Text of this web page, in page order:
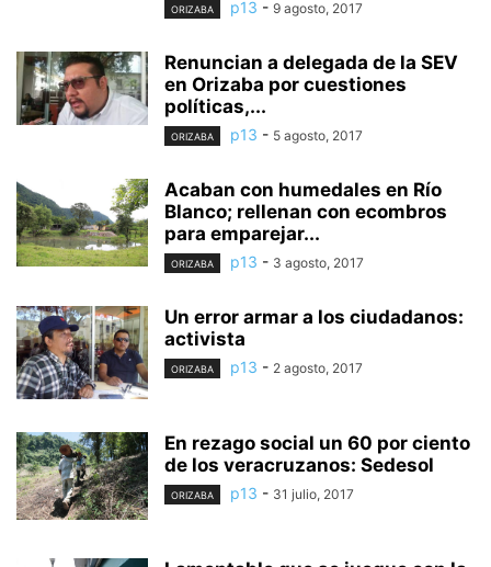
ORIZABA p13 - 9 agosto, 2017
Renuncian a delegada de la SEV
en Orizaba por cuestiones
políticas,...
ORIZABA p13 - 5 agosto, 2017
Acaban con humedales en Río
Blanco; rellenan con ecombros
para emparejar...
ORIZABA p13 - 3 agosto, 2017
Un error armar a los ciudadanos:
activista
ORIZABA p13 - 2 agosto, 2017
En rezago social un 60 por ciento
de los veracruzanos: Sedesol
ORIZABA p13 - 31 julio, 2017